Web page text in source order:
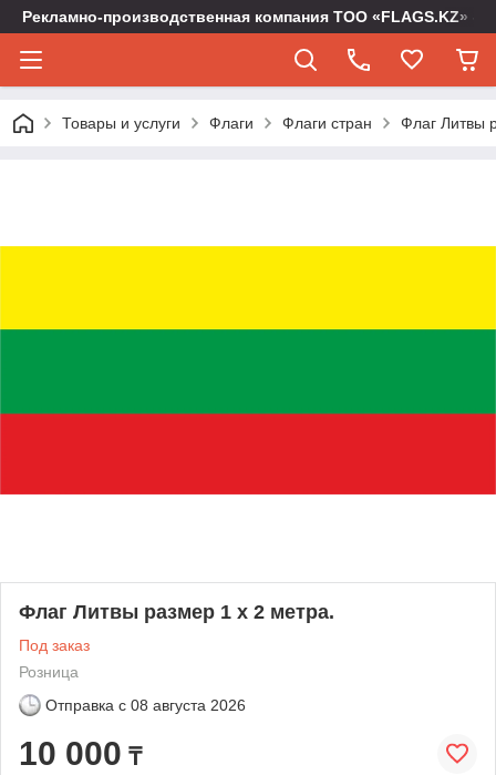
Рекламно-производственная компания ТОО «FLAGS.KZ» -
Товары и услуги Флаги Флаги стран Флаг Литвы
Флаг Литвы размер 1 х 2 метра.
Под заказ
Розница
Отправка с 08 августа 2026
10 000 ₸